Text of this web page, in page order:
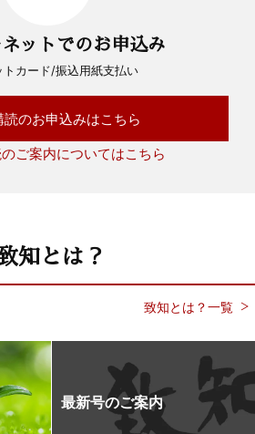
ットでのお申込み
トカード/振込用紙支払い
読のお申込みはこちら
ご案内についてはこちら
知とは？
致知とは？一覧
最新号のご案内